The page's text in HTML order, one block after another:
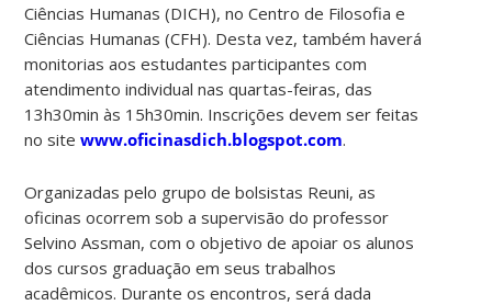
Ciências Humanas (DICH), no Centro de Filosofia e
Ciências Humanas (CFH). Desta vez, também haverá
monitorias aos estudantes participantes com
atendimento individual nas quartas-feiras, das
13h30min às 15h30min. Inscrições devem ser feitas
no sitewww.oficinasdich.blogspot.com.
Organizadas pelo grupo de bolsistas Reuni, as
oficinas ocorrem sob a supervisão do professor
Selvino Assman, com o objetivo de apoiar os alunos
dos cursos graduação em seus trabalhos
acadêmicos. Durante os encontros, será dada